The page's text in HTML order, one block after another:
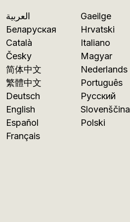
العربية
Беларуская
Català
Česky
简体中文
繁體中文
Deutsch
English
Español
Français
Gaeilge
Hrvatski
Italiano
Magyar
Nederlands
Português
Русский
Slovenščina
Polski